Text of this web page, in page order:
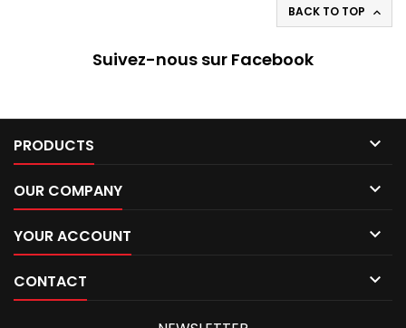
BACK TO TOP 
Suivez-nous sur Facebook
PRODUCTS 
OUR COMPANY 
YOUR ACCOUNT 
CONTACT 